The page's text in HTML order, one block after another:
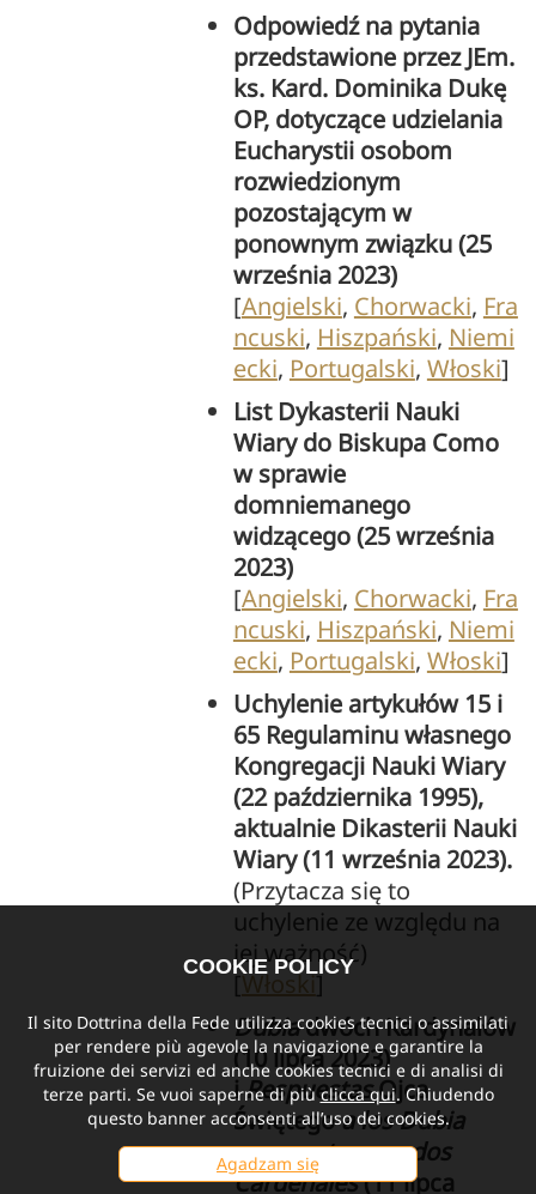
Odpowiedź na pytania
przedstawione przez JEm.
ks. Kard. Dominika Dukę
OP, dotyczące udzielania
Eucharystii osobom
rozwiedzionym
pozostającym w
ponownym związku (25
września 2023)
[Angielski, Chorwacki, Fra
ncuski, Hiszpański, Niemi
ecki, Portugalski, Włoski]
List Dykasterii Nauki
Wiary do Biskupa Como
w sprawie
domniemanego
widzącego (25 września
2023)
[Angielski, Chorwacki, Fra
ncuski, Hiszpański, Niemi
ecki, Portugalski, Włoski]
Uchylenie artykułów 15 i
65 Regulaminu własnego
Kongregacji Nauki Wiary
(22 października 1995),
aktualnie Dikasterii Nauki
Wiary (11 września 2023).
(Przytacza się to
uchylenie ze względu na
jej ważność)
[Włoski]
Dubiadwóch Kardynałów
(10 lipca 2023)
iRespuestasOjca
Świętegoa los Dubia
propuestos por dos
Cardenales(11 lipca
COOKIE POLICY
Il sito Dottrina della Fede utilizza cookies tecnici o assimilati
per rendere più agevole la navigazione e garantire la
fruizione dei servizi ed anche cookies tecnici e di analisi di
terze parti. Se vuoi saperne di piùclicca qui. Chiudendo
questo banner acconsenti all’uso dei cookies.
Agadzam się